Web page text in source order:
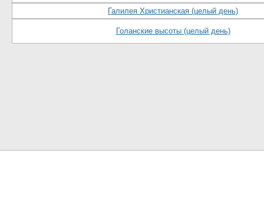
Галилея Христианская (целый день)
Голанские высоты (целый день)